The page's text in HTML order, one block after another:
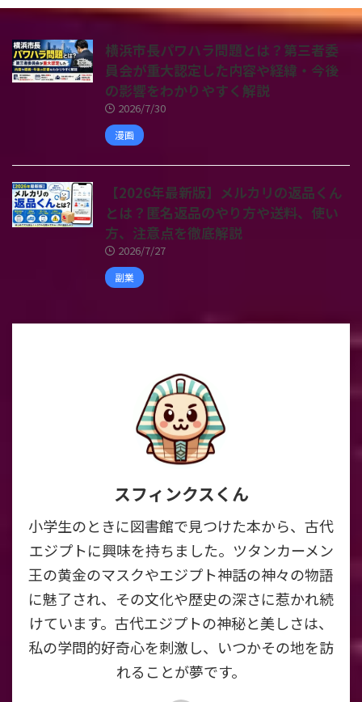
横浜市長パワハラ問題とは？第三者委
員会が重大認定した内容や経緯・今後
の影響をわかりやすく解説
2026/7/30
漫画
【2026年最新版】メルカリの返品くん
とは？匿名返品のやり方や送料、使い
方、注意点を徹底解説
2026/7/27
副業
スフィンクスくん
小学生のときに図書館で見つけた本から、古代
エジプトに興味を持ちました。ツタンカーメン
王の黄金のマスクやエジプト神話の神々の物語
に魅了され、その文化や歴史の深さに惹かれ続
けています。古代エジプトの神秘と美しさは、
私の学問的好奇心を刺激し、いつかその地を訪
れることが夢です。